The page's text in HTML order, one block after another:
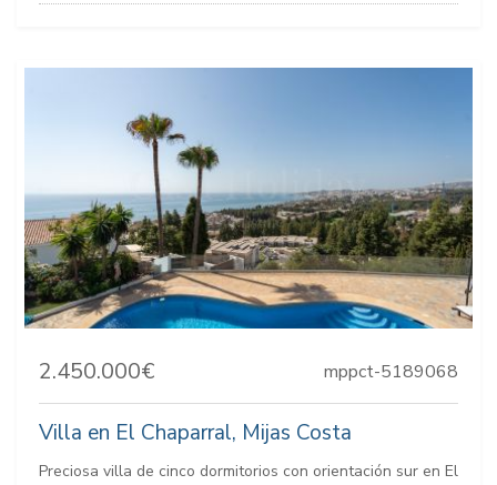
2.450.000€ mppct-5189068
Villa en El Chaparral, Mijas Costa
Preciosa villa de cinco dormitorios con orientación sur en El